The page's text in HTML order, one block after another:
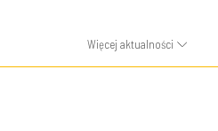
Więcej aktualności